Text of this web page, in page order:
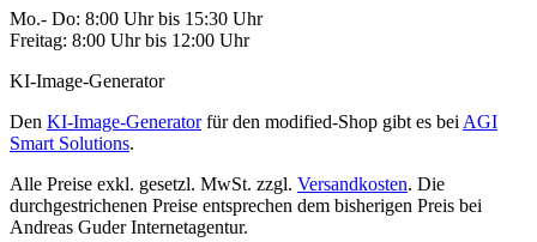
Mo.- Do: 8:00 Uhr bis 15:30 Uhr
Freitag: 8:00 Uhr bis 12:00 Uhr
KI-Image-Generator
Den KI-Image-Generatorfür den modified-Shop gibt es bei AGI
Smart Solutions.
Alle Preise exkl. gesetzl. MwSt. zzgl. Versandkosten. Die
durchgestrichenen Preise entsprechen dem bisherigen Preis bei
Andreas Guder Internetagentur.